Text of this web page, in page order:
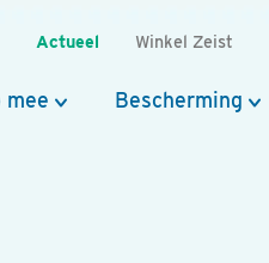
Actueel Winkel Zeist
mee Bescherming